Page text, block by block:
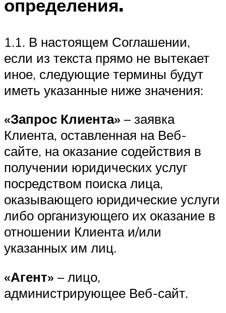
определения.
1.1. В настоящем Соглашении,
если из текста прямо не вытекает
иное, следующие термины будут
иметь указанные ниже значения:
«Запрос Клиента» – заявка
Клиента, оставленная на Веб-
сайте, на оказание содействия в
получении юридических услуг
посредством поиска лица,
оказывающего юридические услуги
либо организующего их оказание в
отношении Клиента и/или
указанных им лиц.
«Агент» – лицо,
администрирующее Веб-сайт.